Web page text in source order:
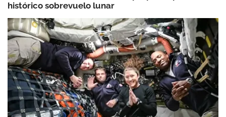
histórico sobrevuelo lunar